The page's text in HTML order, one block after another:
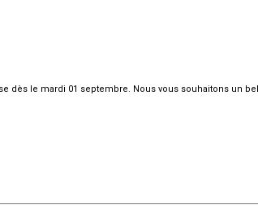
dès le mardi 01 septembre. Nous vous souhaitons un